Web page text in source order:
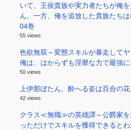
いて、王侯貴族や実力者たちが俺
ん。一方、俺を追放した貴族たち
04巻
55 views
色欲無双～変態スキルが暴走して
俺は、はからずも淫靡な力で最強
50 views
上伊那ぼたん、酔へる姿は百合の
42 views
クラス≪無職≫の英雄譚～公爵家を
っただけでスキルを獲得できると